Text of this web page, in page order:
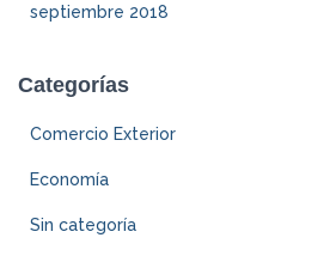
septiembre 2018
Categorías
Comercio Exterior
Economía
Sin categoría